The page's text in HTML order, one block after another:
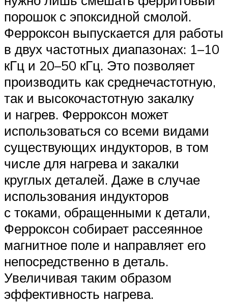
порошок с эпоксидной смолой.
Ферроксон выпускается для работы
в двух частотных диапазонах: 1–10
кГц и 20–50 кГц. Это позволяет
производить как среднечастотную,
так и высокочастотную закалку
и нагрев. Ферроксон может
использоваться со всеми видами
существующих индукторов, в том
числе для нагрева и закалки
круглых деталей. Даже в случае
использования индукторов
с токами, обращенными к детали,
Ферроксон собирает рассеянное
магнитное поле и направляет его
непосредственно в деталь.
Увеличивая таким образом
эффективность нагрева.